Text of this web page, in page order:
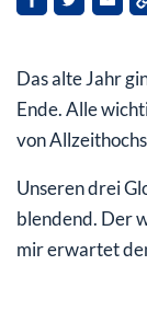
allein satte
Das fängt ja
Das alte Jahr
Ende. Alle
von
Unseren drei
blendend. Der
mir erwartet